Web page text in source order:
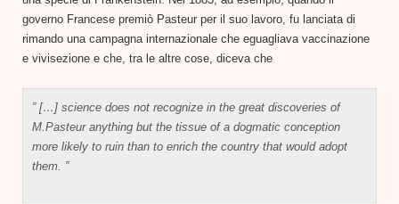
governo Francese premiò Pasteur per il suo lavoro, fu lanciata di
rimando una campagna internazionale che eguagliava vaccinazione
e vivisezione e che, tra le altre cose, diceva che
” […] science does not recognize in the great discoveries of
M.Pasteur anything but the tissue of a dogmatic conception
more likely to ruin than to enrich the country that would adopt
them. ”